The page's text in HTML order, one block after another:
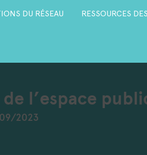
DU RÉSEAU RESSOURCES
l’espace
2023